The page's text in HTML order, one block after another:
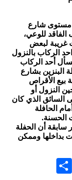
الحضري رقم 107 على مستوى شارع
للوعي،
لبعض
الركاب بالنزول
أحد الركاب
البنزين بشارع
بيع الأقراص
النزول أو
السائق الذي كان
الحافلة
الحسنة.
سابقة أن الحفلة
المخدرات بداخلها وممكن
Email